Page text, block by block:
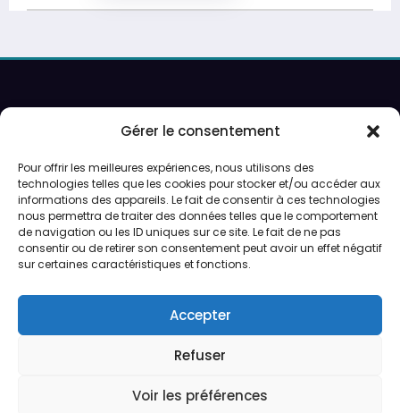
Gérer le consentement
Pour offrir les meilleures expériences, nous utilisons des
technologies telles que les cookies pour stocker et/ou accéder aux
informations des appareils. Le fait de consentir à ces technologies
nous permettra de traiter des données telles que le comportement
de navigation ou les ID uniques sur ce site. Le fait de ne pas
consentir ou de retirer son consentement peut avoir un effet négatif
sur certaines caractéristiques et fonctions.
Accepter
Refuser
Voir les préférences
Ouverture sur rendez-vous uniquement.
Service de peinture et expéditions du lundi au vendredi.
Préparation des expéditions en 24/48h
CGV
Qui sommes-nous ?
Qui sommes-nous ?